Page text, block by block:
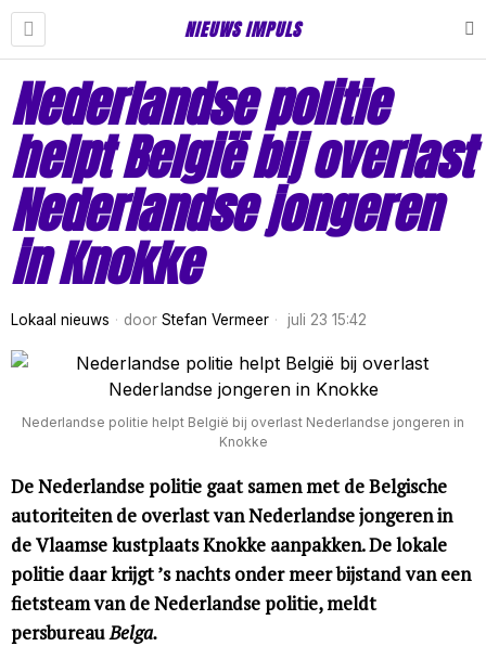
NIEUWS IMPULS
Nederlandse politie
helpt België bij overlast
Nederlandse jongeren
in Knokke
Lokaal nieuws door Stefan Vermeer juli 23 15:42
Nederlandse politie helpt België bij overlast Nederlandse jongeren in
Knokke
De Nederlandse politie gaat samen met de Belgische
autoriteiten de overlast van Nederlandse jongeren in
de Vlaamse kustplaats Knokke aanpakken. De lokale
politie daar krijgt ’s nachts onder meer bijstand van een
fietsteam van de Nederlandse politie, meldt
persbureauBelga.